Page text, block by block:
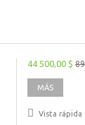
44 500,00 $
MÁS
Vista rápida